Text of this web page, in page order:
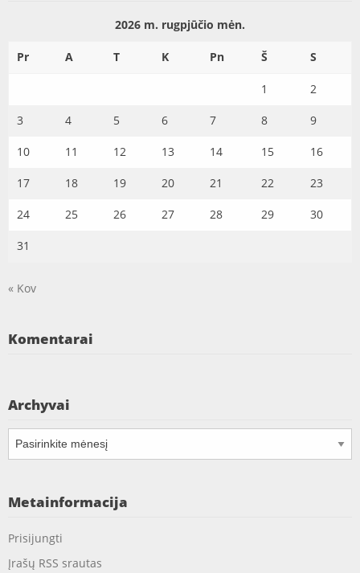
2026 m. rugpjūčio mėn.
Pr A T K Pn Š S
1 2
3 4 5 6 7 8 9
10 11 12 13 14 15 16
17 18 19 20 21 22 23
24 25 26 27 28 29 30
31
« Kov
Komentarai
Archyvai
Archyvai
Metainformacija
Prisijungti
Įrašų RSS srautas